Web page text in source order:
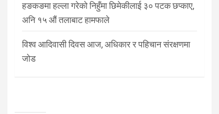
हङकङमा हल्ला गरेको निहुँमा छिमेकीलाई ३० पटक छप्काए,
अनि १५ औं तलाबाट हामफाले
विश्व आदिवासी दिवस आज, अधिकार र पहिचान संरक्षणमा
जोड